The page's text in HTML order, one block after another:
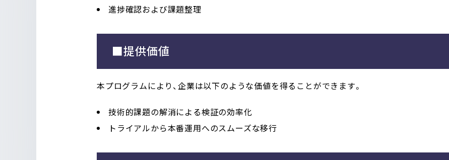
進捗確認および課題整理
■提供価値
本プログラムにより、企業は以下のような価値を得ることができます。
技術的課題の解消による検証の効率化
トライアルから本番運用へのスムーズな移行